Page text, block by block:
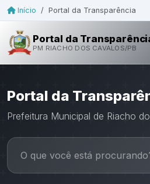
Início / Portal da Transparência
Portal da
PM RIACHO DOS CAVALOS/PB
Portal da
Prefeitura Municipal de Riacho